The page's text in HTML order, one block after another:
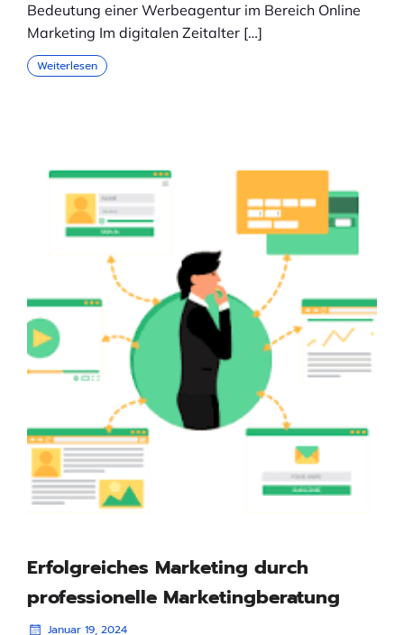
Bedeutung einer Werbeagentur im Bereich Online
Marketing Im digitalen Zeitalter […]
Weiterlesen
Erfolgreiches Marketing durch
professionelle Marketingberatung
Januar 19, 2024